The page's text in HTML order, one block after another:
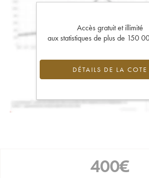
Accès gratuit et illimité
aux statistiques de plus de 150
DÉTAILS DE LA COTE
400€